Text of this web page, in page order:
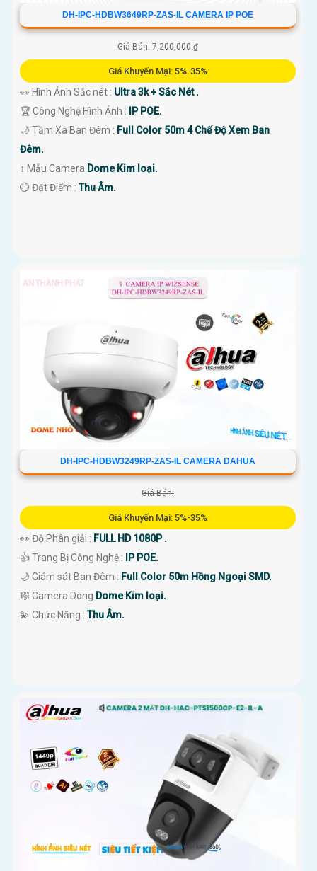
DH-IPC-HDBW3649RP-ZAS-IL CAMERA IP POE
Giá Bán: 7,200,000 ₫
Giá Khuyến Mại: 5%-35%
👀 Hình Ảnh Sắc nét : Ultra 3k + Sắc Nét .
🏆 Công Nghệ Hình Ảnh : IP POE.
🌙 Tầm Xa Ban Đêm : Full Color 50m 4 Chế Độ Xem Ban
Đêm.
↕️ Mẫu Camera Dome Kim loại.
️💮 Đặt Điểm :Thu Âm.
DH-IPC-HDBW3249RP-ZAS-IL CAMERA DAHUA
Giá Bán:
Giá Khuyến Mại: 5%-35%
👀 Độ Phân giải : FULL HD 1080P .
👍 Trang Bị Công Nghệ :
IP POE.
🌙 Giám sát Ban Đêm : Full Color 50m Hồng Ngoại SMD.
🎼️ Camera Dòng Dome Kim loại.
️💫 Chức Năng :Thu Âm.